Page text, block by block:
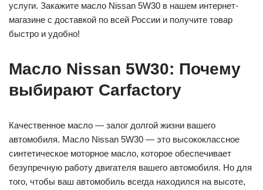
услуги. Закажите масло Nissan 5W30 в нашем интернет-
магазине с доставкой по всей России и получите товар
быстро и удобно!
Масло Nissan 5W30: Почему
выбирают Carfactory
Качественное масло — залог долгой жизни вашего
автомобиля. Масло Nissan 5W30 — это высококлассное
синтетическое моторное масло, которое обеспечивает
безупречную работу двигателя вашего автомобиля. Но для
того, чтобы ваш автомобиль всегда находился на высоте,